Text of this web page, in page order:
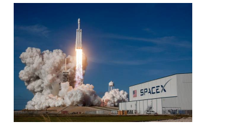
НАЙ-ЧЕТЕНИ